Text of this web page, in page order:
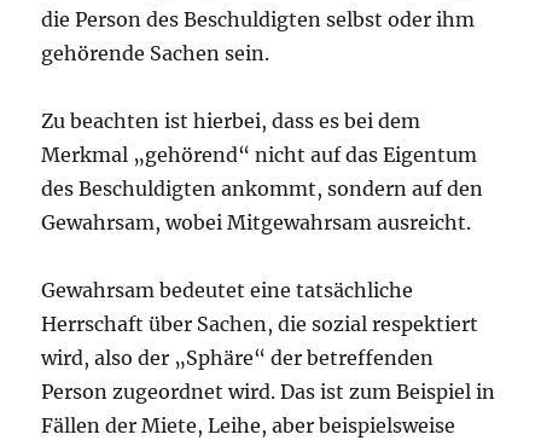
die Person des Beschuldigten selbst oder ihm
gehörende Sachen sein.
Zu beachten ist hierbei, dass es bei dem
Merkmal „gehörend“ nicht auf das Eigentum
des Beschuldigten ankommt, sondern auf den
Gewahrsam, wobei Mitgewahrsam ausreicht.
Gewahrsam bedeutet eine tatsächliche
Herrschaft über Sachen, die sozial respektiert
wird, also der „Sphäre“ der betreffenden
Person zugeordnet wird. Das ist zum Beispiel in
Fällen der Miete, Leihe, aber beispielsweise